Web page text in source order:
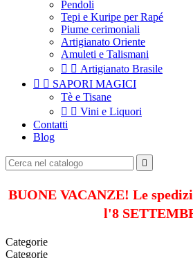
Pendoli
Tepi e Kuripe per Rapé
Piume cerimoniali
Artigianato Oriente
Amuleti e Talismani
  Artigianato Brasile
  SAPORI MAGICI
Tè e Tisane
  Vini e Liquori
Contatti
Blog

BUONE VACANZE! Le
l'8
Categorie
Categorie